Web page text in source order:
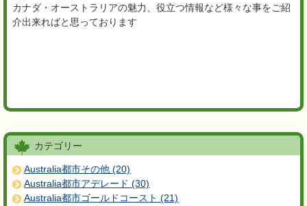
カナダ・オーストラリアの魅力、役立つ情報など様々な事をご紹
介出来ればと思っております
カテゴリー
Australia都市その他 (20)
Australia都市アデレード (30)
Australia都市ゴールドコースト (21)